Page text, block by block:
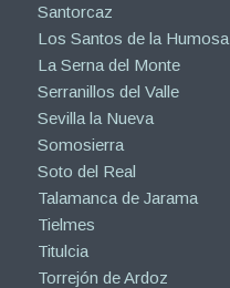
Santorcaz
Los Santos de la Humosa
La Serna del Monte
Serranillos del Valle
Sevilla la Nueva
Somosierra
Soto del Real
Talamanca de Jarama
Tielmes
Titulcia
Torrejón de Ardoz